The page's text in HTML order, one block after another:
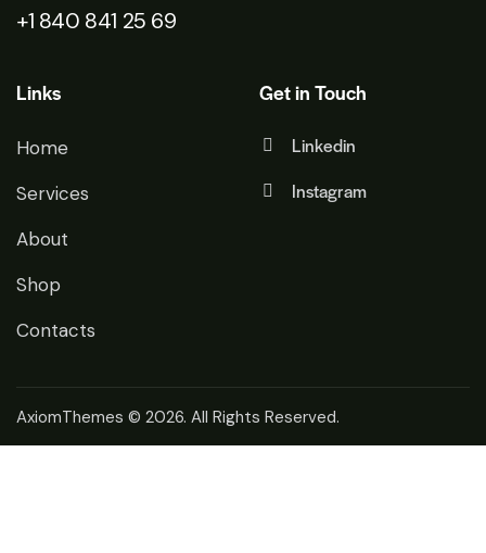
+1 840 841 25 69
Links
Home
Services
About
Shop
Contacts
Get in Touch
Linkedin
Instagram
AxiomThemes © 2026. All Rights Reserved.